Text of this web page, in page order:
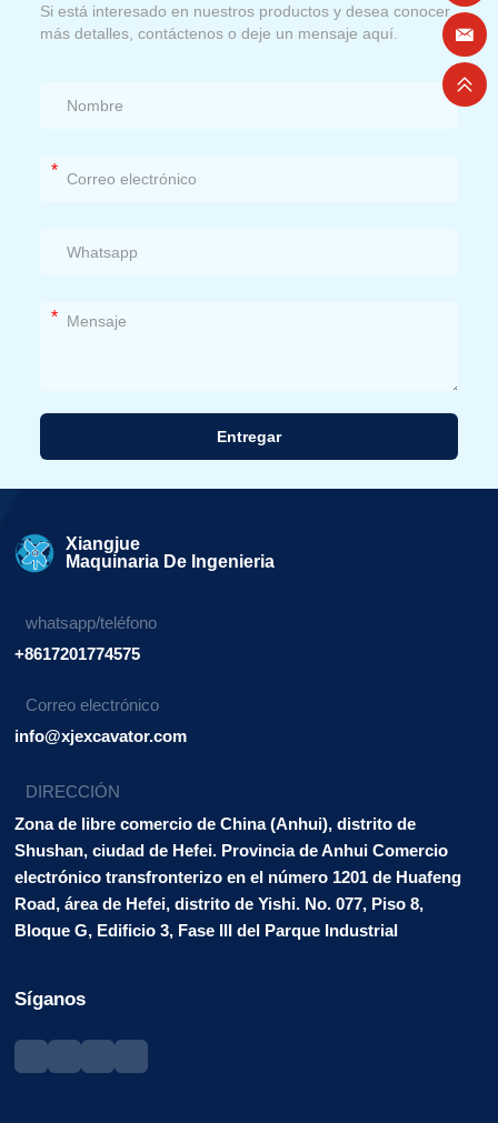
Si está interesado en nuestros productos y desea conocer
más detalles, contáctenos o deje un mensaje aquí.
*
*
Entregar
Xiangjue
Maquinaria De Ingenieria
whatsapp/teléfono
+8617201774575
Correo electrónico
info@xjexcavator.com
DIRECCIÓN
Zona de libre comercio de China (Anhui), distrito de
Shushan, ciudad de Hefei. Provincia de Anhui Comercio
electrónico transfronterizo en el número 1201 de Huafeng
Road, área de Hefei, distrito de Yishi. No. 077, Piso 8,
Bloque G, Edificio 3, Fase III del Parque Industrial
Síganos